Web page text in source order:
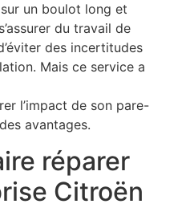
sur un boulot long et
du travail de
des incertitudes
Mais ce service a
l’impact de son pare-
avantages.
réparer
Citroën